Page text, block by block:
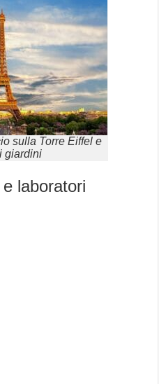
sulla Torre Eiffel e
giardini
laboratori